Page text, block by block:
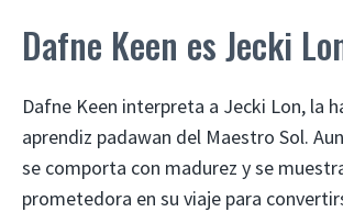
Dafne Keen es Jecki
Dafne Keen interpreta a Jecki Lon, la
aprendiz padawan del Maestro Sol.
se comporta con madurez y se
prometedora en su viaje para